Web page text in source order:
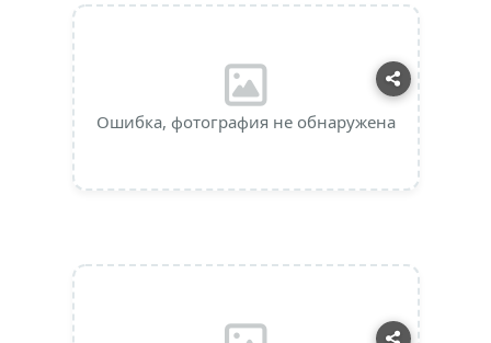
Ошибка, фотография не обнаружена